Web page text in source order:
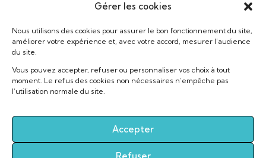
Gérer les cookies
Nous utilisons des cookies pour assurer le bon fonctionnement du site,
améliorer votre expérience et, avec votre accord, mesurer l’audience
du site.
Vous pouvez accepter, refuser ou personnaliser vos choix à tout
moment. Le refus des cookies non nécessaires n’empêche pas
l’utilisation normale du site.
Accepter
Refuser
d’Exécution des Travaux sont soumises au droit
français. En cas de litige, après épuisement de toute
voie amiable, les juridictions compétentes seront
déterminées conformément aux règles légales
applicables.
Pour les clients professionnels, le tribunal compétent
sera celui du siège de l’entreprise, sauf disposition
légale impérative contraire.